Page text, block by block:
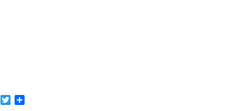
Facebook
Twitter